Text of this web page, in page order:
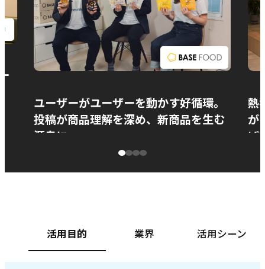
ユーザーがユーザーを動かす好循環。
投稿が商品理解を深め、新商品を生む
源泉に
熱
が
ぱ
活用目的 業界 活用シーン